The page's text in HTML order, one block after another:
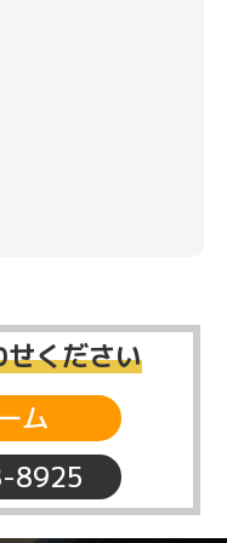
ください
8925
ム